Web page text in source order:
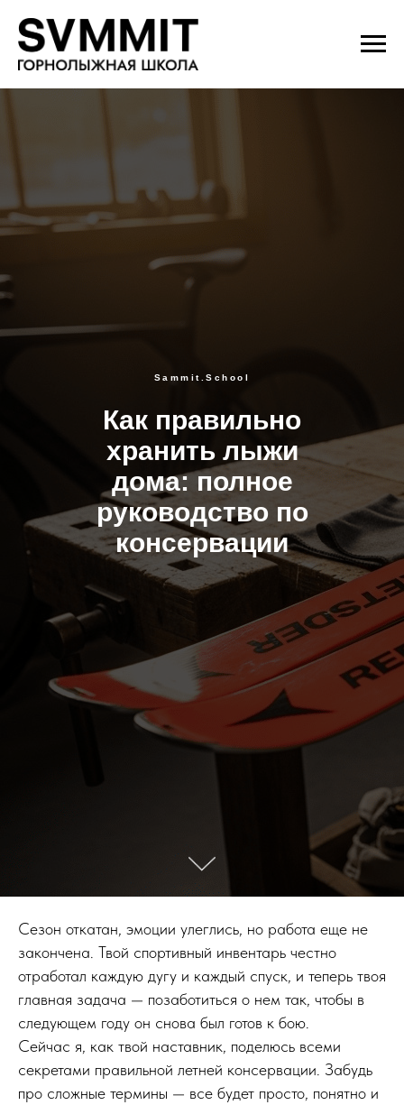
Как правильно
хранить лыжи
дома: полное
руководство по
консервации
Sammit.School
Сезон откатан, эмоции улеглись, но работа еще не
закончена. Твой спортивный инвентарь честно
отработал каждую дугу и каждый спуск, и теперь твоя
главная задача — позаботиться о нем так, чтобы в
следующем году он снова был готов к бою.
Сейчас я, как твой наставник, поделюсь всеми
секретами правильной летней консервации. Забудь
про сложные термины — все будет просто, понятно и